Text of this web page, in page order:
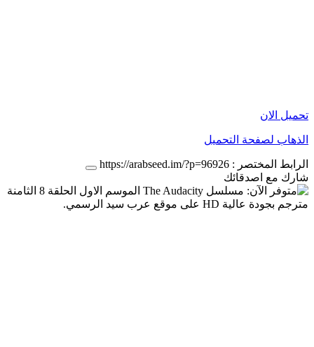
تحميل الان
الذهاب لصفحة التحميل
الرابط المختصر : https://arabseed.im/?p=96926
شارك مع اصدقائك